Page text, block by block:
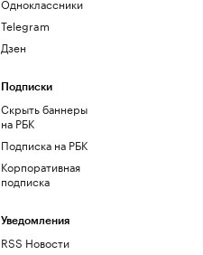
Telegram
Дзен
Подписки
Скрыть баннеры
на РБК
Подписка на РБК
Корпоративная
подписка
Уведомления
RSS Новости